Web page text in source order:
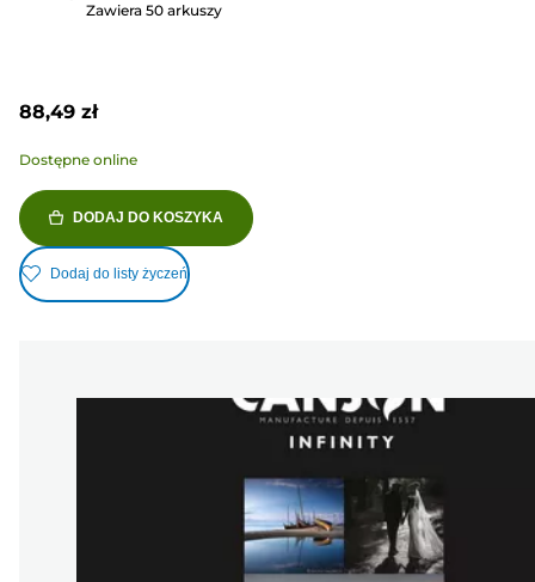
Zawiera 50 arkuszy
88,49 zł
Dostępne online
DODAJ DO KOSZYKA
Dodaj do listy życzeń